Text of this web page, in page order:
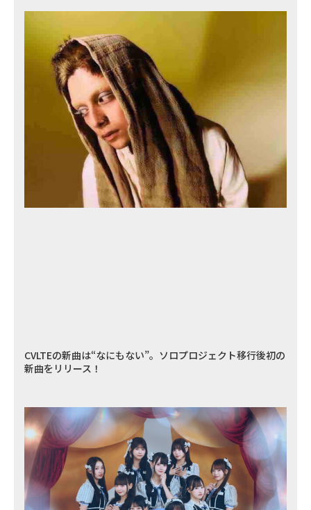
CVLTEの新曲は“なにもない”。ソロプロジェクト移行後初の
新曲をリリース！